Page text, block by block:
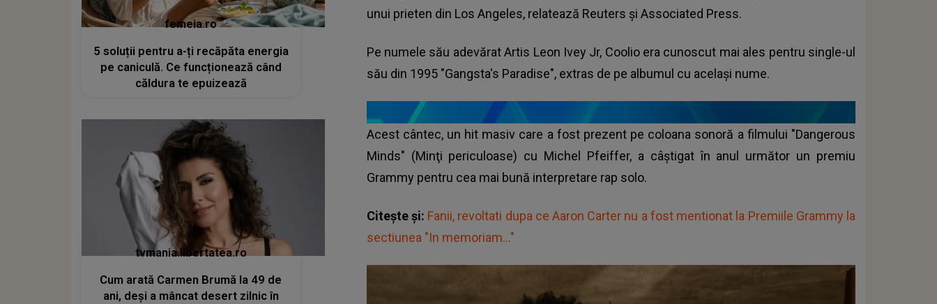
unui prieten din Los Angeles, relatează Reuters şi Associated Press.
Pe numele său adevărat Artis Leon Ivey Jr, Coolio era cunoscut mai ales pentru single-ul
său din 1995 "Gangsta's Paradise", extras de pe albumul cu acelaşi nume.
Acest cântec, un hit masiv care a fost prezent pe coloana sonoră a filmului "Dangerous
Minds" (Minţi periculoase) cu Michel Pfeiffer, a câştigat în anul următor un premiu
Grammy pentru cea mai bună interpretare rap solo.
Citește și: Fanii, revoltati dupa ce Aaron Carter nu a fost mentionat la Premiile Grammy la
sectiunea "In memoriam..."
femeia.ro
5 soluții pentru a-ți recăpăta energia
pe caniculă. Ce funcționează când
căldura te epuizează
tvmania.libertatea.ro
Cum arată Carmen Brumă la 49 de
ani, deși a mâncat desert zilnic în